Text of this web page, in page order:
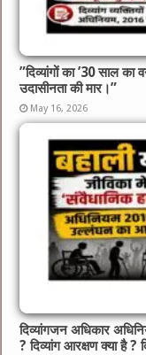
​”दिव्यांगों का ’30 साल का
उदासीनता की मार।”
May 16, 2026
दिव्यांगजन अधिकार
? दिव्यांग आरक्षण क्या है ?